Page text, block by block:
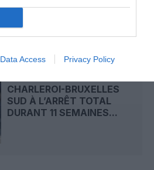
Data Access Privacy Policy
MOIS...
CHARLEROI-BRUXELLES
SUD À L’ARRÊT TOTAL
DURANT 11 SEMAINES...